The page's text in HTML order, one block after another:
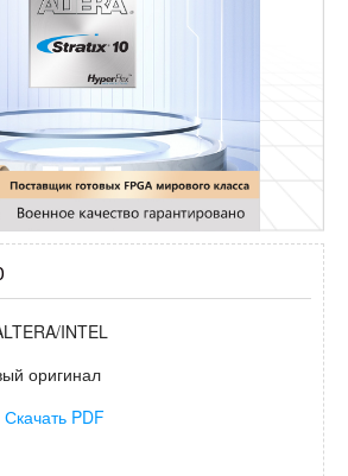
INTEL
оригинал
Скачать PDF